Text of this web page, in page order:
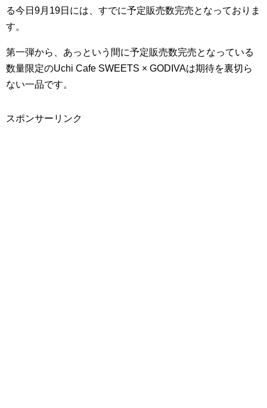
る今日9月19日には、すでに予定販売数完売となっておりま
す。
第一弾から、あっという間に予定販売数完売となっている
数量限定のUchi Cafe SWEETS × GODIVAは期待を裏切ら
ない一品です。
スポンサーリンク